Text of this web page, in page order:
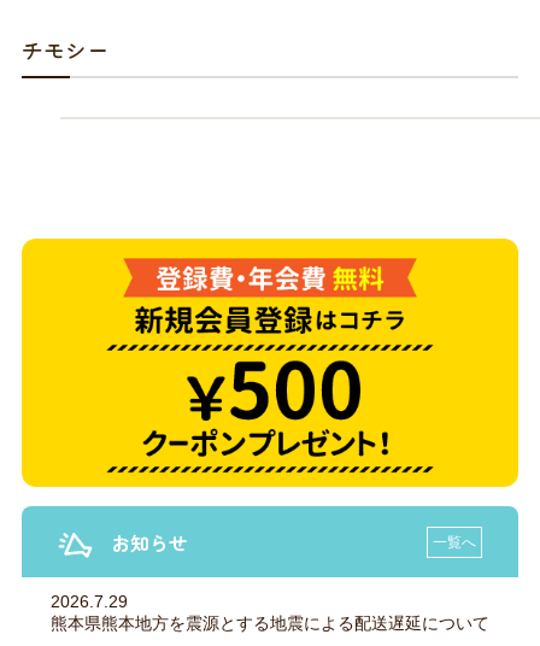
チモシー
お知らせ 一覧へ
2026.7.29
熊本県熊本地方を震源とする地震による配送遅延について